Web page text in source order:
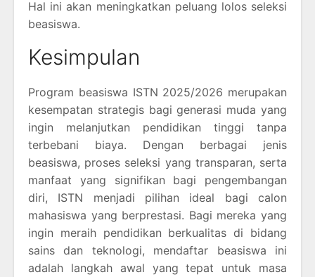
Hal ini akan meningkatkan peluang lolos seleksi
beasiswa.
Kesimpulan
Program beasiswa ISTN 2025/2026 merupakan
kesempatan strategis bagi generasi muda yang
ingin melanjutkan pendidikan tinggi tanpa
terbebani biaya. Dengan berbagai jenis
beasiswa, proses seleksi yang transparan, serta
manfaat yang signifikan bagi pengembangan
diri, ISTN menjadi pilihan ideal bagi calon
mahasiswa yang berprestasi. Bagi mereka yang
ingin meraih pendidikan berkualitas di bidang
sains dan teknologi, mendaftar beasiswa ini
adalah langkah awal yang tepat untuk masa